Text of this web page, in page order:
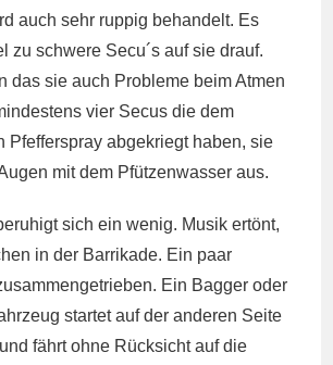
auch sehr ruppig behandelt. Es
zu schwere Secu´s auf sie drauf.
das sie auch Probleme beim Atmen
vier Secus die dem
Pfefferspray abgekriegt haben, sie
mit dem Pfützenwasser aus.
sich ein wenig. Musik ertönt,
in der Barrikade. Ein paar
Ein Bagger oder
startet auf der anderen Seite
fährt ohne Rücksicht auf die